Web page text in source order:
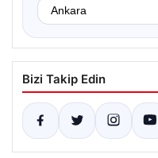
Bizi Takip Edin